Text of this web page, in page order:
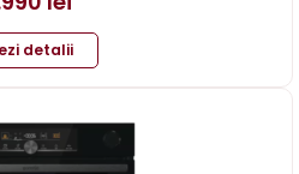
detalii